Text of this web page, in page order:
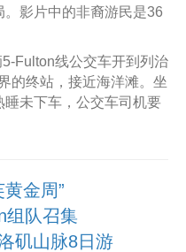
影片中的非裔游民是36
Fulton线公交车开到列治
的终站，接近海洋滩。坐
未下车，公交车司机要
金周”
组队召集
矶山脉8日游